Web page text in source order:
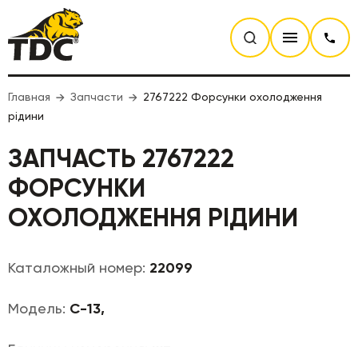
Главная Запчасти
2767222 Форсунки охолодження
рідини
ЗАПЧАСТЬ 2767222
ФОРСУНКИ
ОХОЛОДЖЕННЯ РІДИНИ
Каталожный номер: 22099
Модель: С-13,